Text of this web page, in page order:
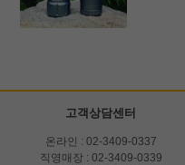
고객상담센터
온라인 : 02-3409-0337
직영매장 : 02-3409-0339